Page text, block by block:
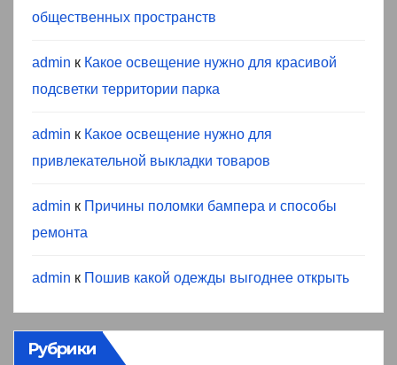
общественных пространств
admin к Какое освещение нужно для красивой
подсветки территории парка
admin к Какое освещение нужно для
привлекательной выкладки товаров
admin к Причины поломки бампера и способы
ремонта
admin к Пошив какой одежды выгоднее открыть
Рубрики